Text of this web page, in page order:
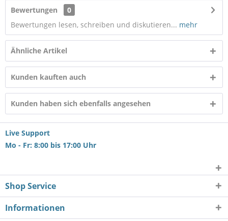
Bewertungen
0
Bewertungen lesen, schreiben und diskutieren... mehr
Ähnliche Artikel
Kunden kauften auch
Kunden haben sich ebenfalls angesehen
Live Support
Mo - Fr: 8:00 bis 17:00 Uhr
Shop Service
Informationen